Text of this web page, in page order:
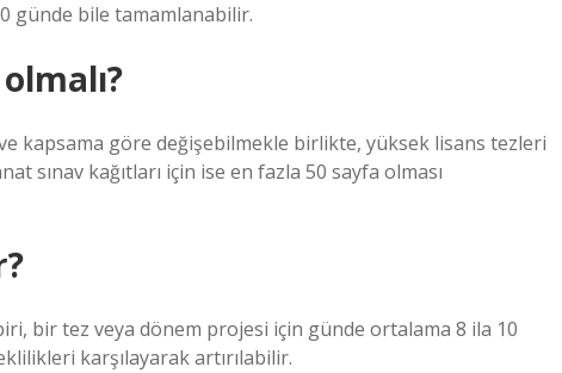
günde bile tamamlanabilir.
kapsama göre değişebilmekle birlikte, yüksek lisans tezleri
sınav kağıtları için ise en fazla 50 sayfa olması
bir tez veya dönem projesi için günde ortalama 8 ila 10
karşılayarak artırılabilir.